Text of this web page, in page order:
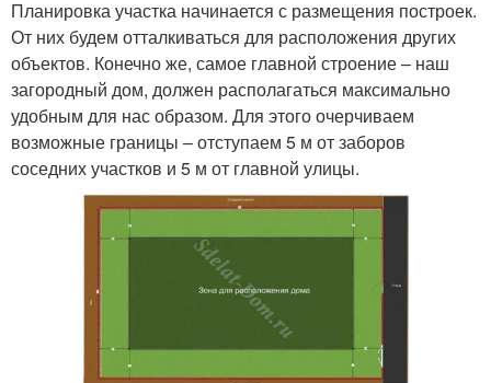
Планировка участка начинается с размещения построек.
От них будем отталкиваться для расположения других
объектов. Конечно же, самое главной строение – наш
загородный дом, должен располагаться максимально
удобным для нас образом. Для этого очерчиваем
возможные границы – отступаем 5 м от заборов
соседних участков и 5 м от главной улицы.